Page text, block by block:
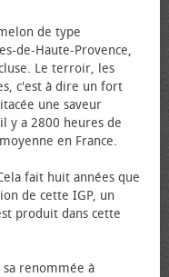
de type
de-Haute-Provence,
Le terroir, les
c'est à dire un fort
une saveur
y a 2800 heures de
en France.
fait huit années que
de cette IGP, un
produit dans cette
renommée à